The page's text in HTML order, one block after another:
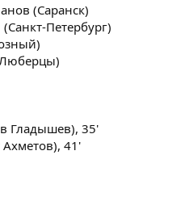
(Саранск)
Петербург)
Гладышев), 35'
41'